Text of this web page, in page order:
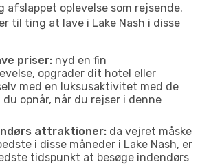
afslappet oplevelse som rejsende.
til ting at lave i Lake Nash i disse
priser: nyd en fin
opgrader dit hotel eller
med en luksusaktivitet med de
du opnår, når du rejser i denne
attraktioner: da vejret måske
i disse måneder i Lake Nash, er
tidspunkt at besøge indendørs